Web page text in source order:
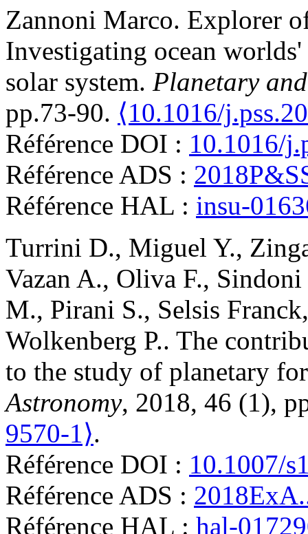
Zannoni Marco. Explorer
Investigating ocean
solar system. Planetary
pp.73-90. ⟨10.1016/
Référence DOI : 10.1016/
Référence ADS :
Référence HAL : insu-
Turrini D., Miguel Y.,
Vazan A., Oliva F., Sindoni
M., Pirani S., Selsis Franck
Wolkenberg P.. The
to the study of planetary
Astronomy, 2018, 46 (1),
9570-1⟩.
Référence DOI : 10.1007/
Référence ADS :
Référence HAL : hal-